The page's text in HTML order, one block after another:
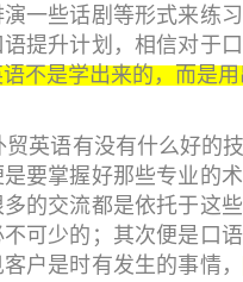
一些话剧等形式来练
提升计划，相信对于
不是学出来的，而是用
英语有没有什么好的
要掌握好那些专业的
的交流都是依托于这些
可少的；其次便是口
户是时有发生的事情，